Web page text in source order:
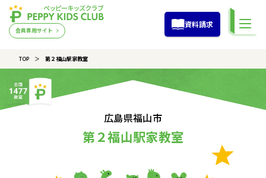
会員専用サイト
資料請求
TOP 第２福山駅家教室
広島県福山市
第２福山駅家教室